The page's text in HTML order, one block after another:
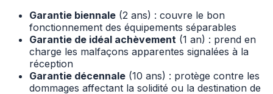
Garantie biennale (2 ans) : couvre le bon
fonctionnement des équipements séparables
Garantie de idéal achèvement (1 an) : prend en
charge les malfaçons apparentes signalées à la
réception
Garantie décennale (10 ans) : protège contre les
dommages affectant la solidité ou la destination de